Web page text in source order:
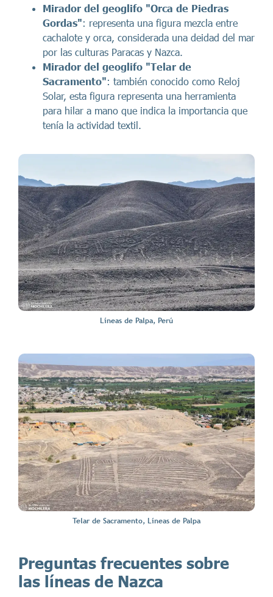
Mirador del geoglifo "Orca de Piedras
Gordas": representa una figura mezcla entre
cachalote y orca, considerada una deidad del mar
por las culturas Paracas y Nazca.
Mirador del geoglifo "Telar de
Sacramento": también conocido como Reloj
Solar, esta figura representa una herramienta
para hilar a mano que indica la importancia que
tenía la actividad textil.
Líneas de Palpa, Perú
Telar de Sacramento, Líneas de Palpa
Preguntas frecuentes sobre
las líneas de Nazca